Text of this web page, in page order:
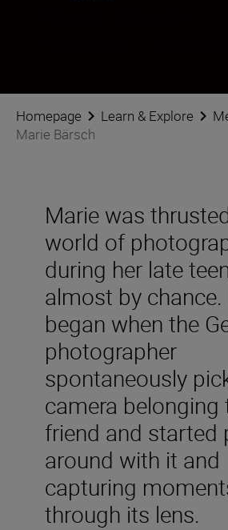
Homepage Learn & Explore
Marie Bärsch
Marie was
world of
during her late
almost by chance.
began when the
photographer
spontaneously
camera belonging
friend and started
around with it and
capturing
through its lens.